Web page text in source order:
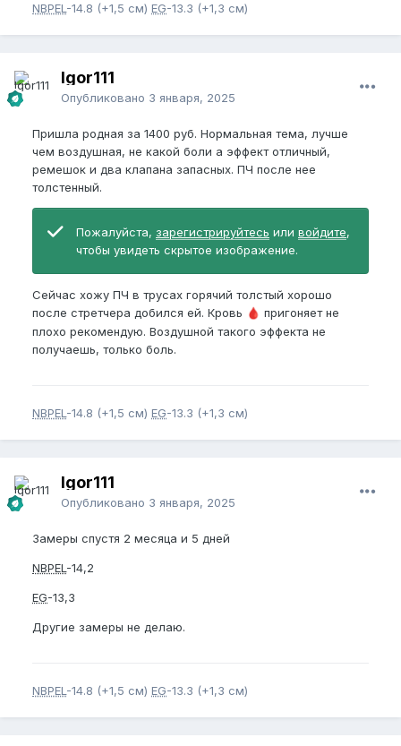
NBPEL -14.8 (+1,5 см) EG-13.3 (+1,3 см)
Igor111
Опубликовано 3 января, 2025
Пришла родная за 1400 руб. Нормальная тема, лучше
чем воздушная, не какой боли а эффект отличный,
ремешок и два клапана запасных. ПЧ после нее
толстенный.
Пожалуйста, зарегистрируйтесь или войдите,
чтобы увидеть скрытое изображение.
Сейчас хожу ПЧ в трусах горячий толстый хорошо
после стретчера добился ей. Кровь 🩸 пригоняет не
плохо рекомендую. Воздушной такого эффекта не
получаешь, только боль.
NBPEL -14.8 (+1,5 см) EG-13.3 (+1,3 см)
Igor111
Опубликовано 3 января, 2025
Замеры спустя 2 месяца и 5 дней
NBPEL -14,2
EG-13,3
Другие замеры не делаю.
NBPEL -14.8 (+1,5 см) EG-13.3 (+1,3 см)